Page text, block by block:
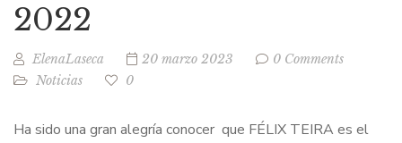
2022
ElenaLaseca 20 marzo 2023
0 Comments
Noticias
0
Ha sido una gran alegría conocer que FÉLIX TEIRA es el